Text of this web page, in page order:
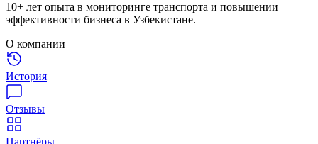
10+ лет опыта в мониторинге транспорта и повышении
эффективности бизнеса в Узбекистане.
О компании
История
Отзывы
Партнёры